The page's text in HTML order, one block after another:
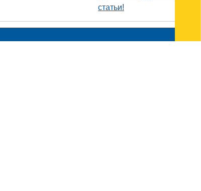
статьи!